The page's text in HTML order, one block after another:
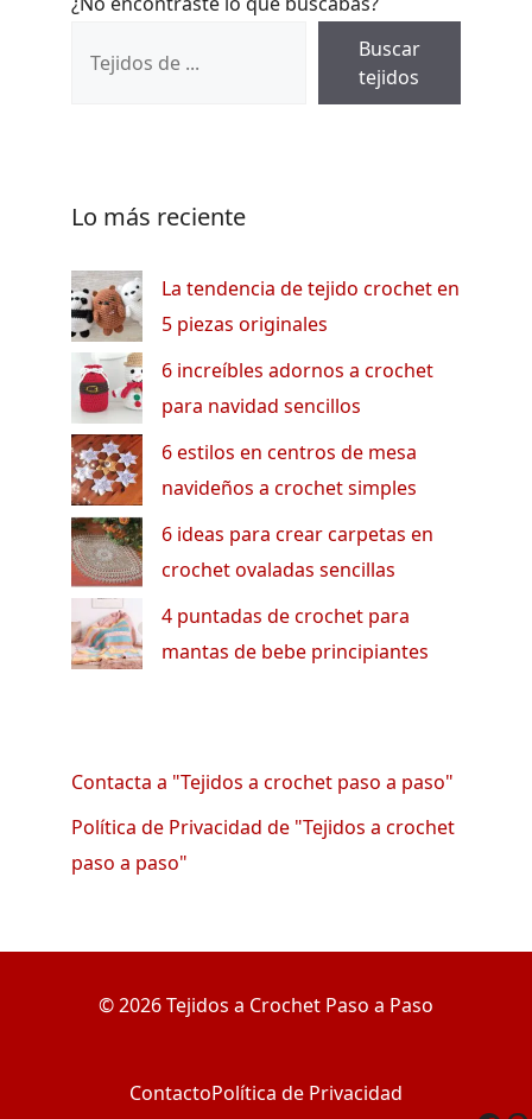
Buscar
tejidos
Lo más reciente
La tendencia de tejido crochet en
5 piezas originales
6 increíbles adornos a crochet
para navidad sencillos
6 estilos en centros de mesa
navideños a crochet simples
6 ideas para crear carpetas en
crochet ovaladas sencillas
4 puntadas de crochet para
mantas de bebe principiantes
Contacta a "Tejidos a crochet paso a paso"
Política de Privacidad de "Tejidos a crochet
paso a paso"
© 2026 Tejidos a Crochet Paso a Paso
ContactoPolítica de Privacidad